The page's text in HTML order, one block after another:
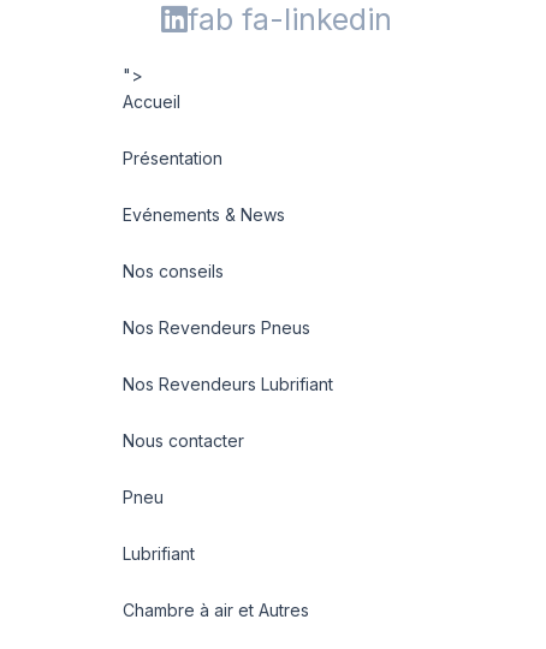
fab fa-linkedin
">
Accueil
Présentation
Evénements & News
Nos conseils
Nos Revendeurs Pneus
Nos Revendeurs Lubrifiant
Nous contacter
Pneu
Lubrifiant
Chambre à air et Autres